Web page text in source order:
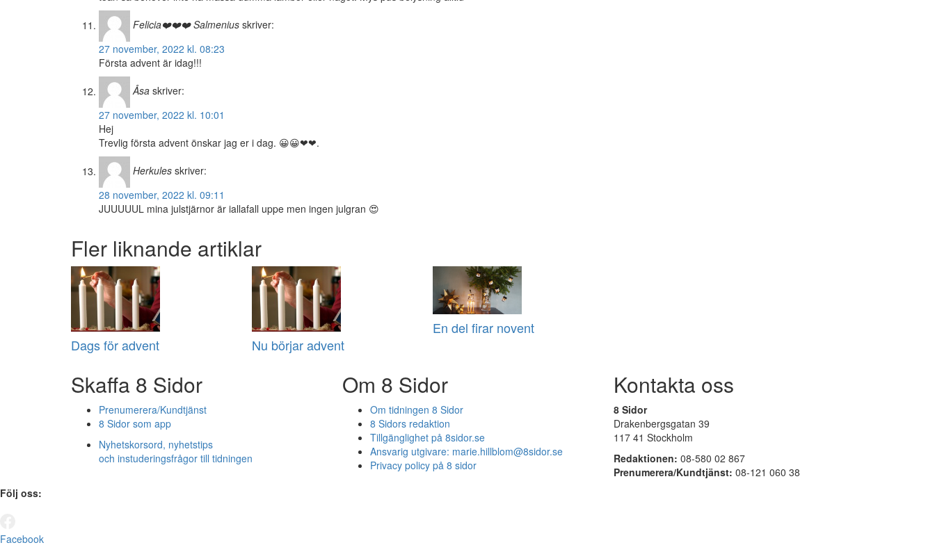
Felicia❤️❤️❤️ Salmenius skriver:
27 november, 2022 kl. 08:23
Första advent är idag!!!
Åsa skriver:
27 november, 2022 kl. 10:01
Hej
Trevlig första advent önskar jag er i dag. 😀😀❤❤.
Herkules skriver:
28 november, 2022 kl. 09:11
JUUUUUL mina julstjärnor är iallafall uppe men ingen julgran 😍
Fler liknande artiklar
Dags för advent Nu börjar advent
En del firar novent
Skaffa 8 Sidor
Prenumerera/Kundtjänst
8 Sidor som app
Nyhetskorsord, nyhetstips
och instuderingsfrågor till tidningen
Om 8 Sidor
Om tidningen 8 Sidor
8 Sidors redaktion
Tillgänglighet på 8sidor.se
Ansvarig utgivare: marie.hillblom@8sidor.se
Privacy policy på 8 sidor
Kontakta oss
8 Sidor
Drakenbergsgatan 39
117 41 Stockholm
Redaktionen: 08-580 02 867
Prenumerera/Kundtjänst: 08-121 060 38
Följ oss:
Facebook